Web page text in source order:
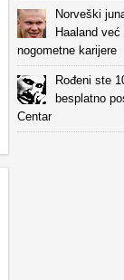
Norveški
Haaland
nogometne karijere
Rođeni ste
besplatno
Centar